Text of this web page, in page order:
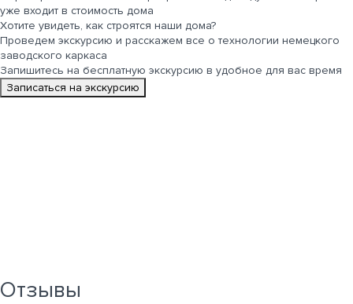
уже входит в стоимость дома
Хотите увидеть, как строятся наши дома?
Проведем экскурсию и расскажем все о технологии немецкого
заводского каркаса
Запишитесь на бесплатную экскурсию в удобное для вас время
Записаться на экскурсию
Отзывы